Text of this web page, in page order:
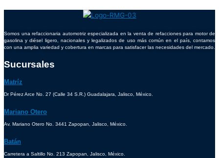
Somos una refaccionaria automotriz especializada en la venta de refacciones para motor de
gasolina y diésel ligero, nacionales y legalizados de uso más común en el país, contamos
con una amplia variedad y cobertura en marcas para satisfacer las necesidades del mercado.
Sucursales
Matríz
Dr Pérez Arce No. 27 (Calle 34 S.R.) Guadalajara, Jalisco, México.
Mariano Otero
Av. Mariano Otero No. 3441 Zapopan, Jalisco, México.
Batán
Carretera a Saltillo No. 213 Zapopan, Jalisco, México.